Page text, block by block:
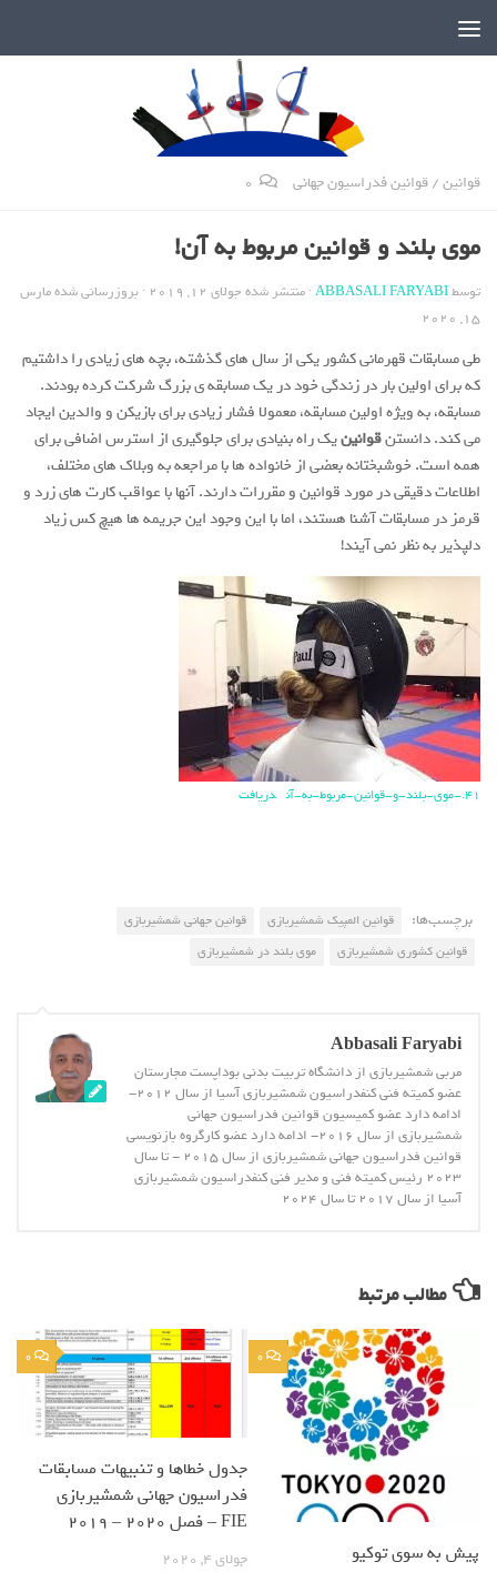
قوانین/قوانین فدراسیون جهانی 0
موی بلند و قوانین مربوط به آن!
توسطABBASALI FARYABI · منتشر شده جولای 12, 2019 · بروزرسانی شدهمارس
15, 2020
طی مسابقات قهرمانی کشور یکی از سال های گذشته، بچه های زیادی را داشتیم
که برای اولین بار در زندگی خود در یک مسابقه ی بزرگ شرکت کرده بودند.
مسابقه، به ویژه اولین مسابقه، معمولا فشار زیادی برای بازیکن و والدین ایجاد
می کند. دانستنقوانینیک راه بنیادی برای جلوگیری از استرس اضافی برای
همه است. خوشبختانه بعضی از خانواده ها با مراجعه به وبلاک های مختلف،
اطلاعات دقیقی در مورد قوانین و مقررات دارند. آنها با عواقب کارت های زرد و
قرمز در مسابقات آشنا هستند، اما با این وجود این جریمه ها هیچ کس زیاد
دلپذیر به نظر نمی آیند!
41.-موی-بلند-و-قوانین-مربوط-به-آن دریافت
برچسب‌ها: قوانین المپیک شمشیربازی
قوانین جهانی شمشیربازی
قوانین کشوری شمشیربازی
موی بلند در شمشیربازی
Abbasali Faryabi
مربی شمشیربازی از دانشگاه تربیت بدنی بوداپست مجارستان
عضو کمیته فنی کنفدراسیون شمشیربازی آسیا از سال 2012-
ادامه دارد عضو کمیسیون قوانین فدراسیون جهانی
شمشیربازی از سال 2016- ادامه دارد عضو کارگروه بازنویسی
قوانین فدراسیون جهانی شمشیربازی از سال 2015 - تا سال
2023 رئیس کمیته فنی و مدیر فنی کنفدراسیون شمشیربازی
آسیا از سال 2017 تا سال 2024
مطالب مرتبط
0
پیش به سوی توکیو
0
جدول خطاها و تنبیهات مسابقات
فدراسیون جهانی شمشیربازی
FIE – فصل 2020 – 2019
جولای 4, 2020